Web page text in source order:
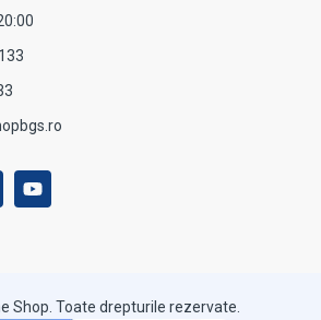
Shop. Toate drepturile rezervate.